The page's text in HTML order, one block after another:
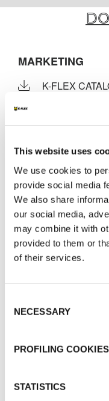
This website uses
We use cookies to
provide social media
We also share
our social media,
may combine it with
provided to them or
of their services.
Selection
NECESSARY
PROFILING COOKIES
STATISTICS
MARKETING
K-FLEX
K-FLEX PU
K-FLEX